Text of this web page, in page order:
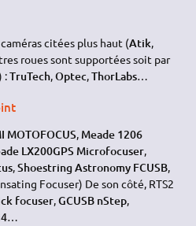
citées plus haut (Atik,
roues sont supportées soit par
:TruTech,Optec,ThorLabs…
MOTOFOCUS, Meade 1206
LX200GPS Microfocuser,
,Shoestring Astronomy FCUSB,
Focuser) De son côté, RTS2
focuser,GCUSB nStep,
…